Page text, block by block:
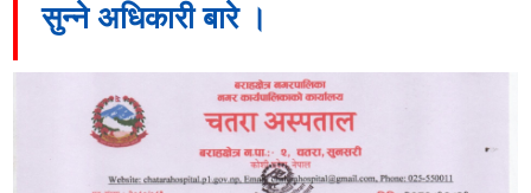
सुन्ने अधिकारी बारे ।